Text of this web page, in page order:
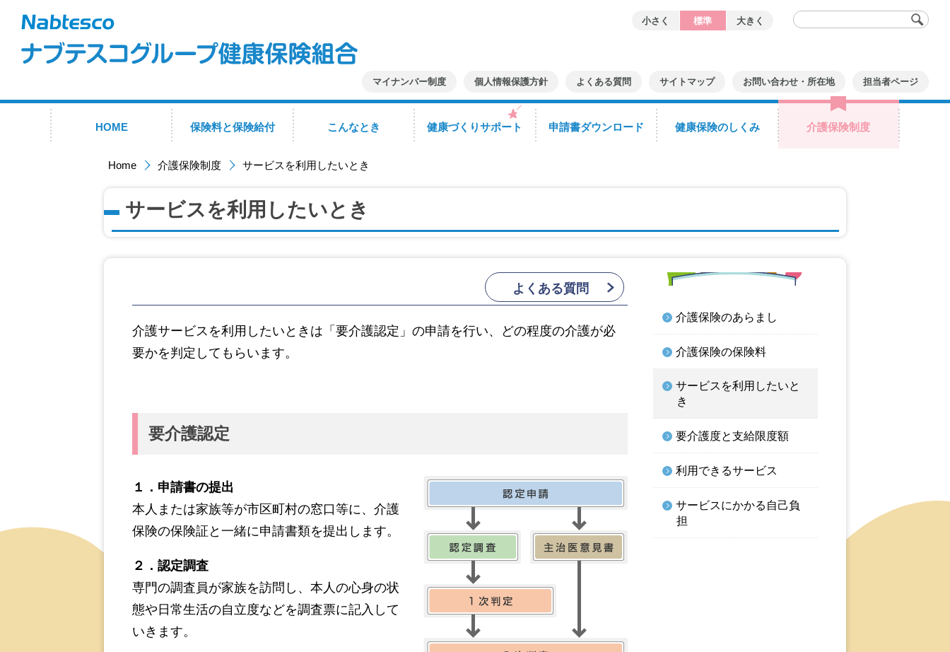
HOME 保険料と保険給付 こんなとき 健康づくりサポート 申請書ダウンロード 健康保険のしくみ 介護保険制度
マイナンバー制度 個人情報保護方針 よくある質問 サイトマップ お問い合わせ・所在地 担当者ページ
小さく 標準 大きく
Home 介護保険制度 サービスを利用したいとき
サービスを利用したいとき
よくある質問
介護サービスを利用したいときは「要介護認定」の申請を行い、どの程度の介護が必
要かを判定してもらいます。
要介護認定
１．申請書の提出
本人または家族等が市区町村の窓口等に、介護
保険の保険証と一緒に申請書類を提出します。
２．認定調査
専門の調査員が家族を訪問し、本人の心身の状
態や日常生活の自立度などを調査票に記入して
いきます。
介護保険のあらまし
介護保険の保険料
サービスを利用したいと
き
要介護度と支給限度額
利用できるサービス
サービスにかかる自己負
担